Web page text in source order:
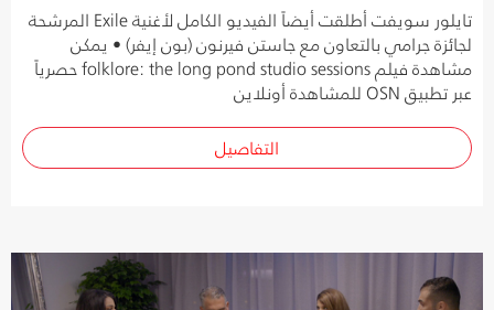
تايلور سويفت أطلقت أيضاً الفيديو الكامل لأغنية Exile المرشحة
لجائزة جرامي بالتعاون مع جاستن فيرنون (بون إيفر) • يمكن
مشاهدة فيلم folklore: the long pond studio sessions حصرياً
عبر تطبيق OSN للمشاهدة أونلاين
التفاصيل